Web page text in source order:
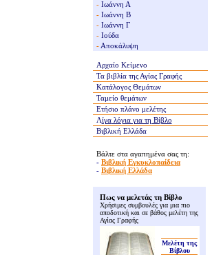
- Ιωάννη Α
- Ιωάννη Β
- Ιωάννη Γ
- Ιούδα
- Αποκάλυψη
Αρχαίο Κείμενο
Τα βιβλία τηςΑγίας Γραφής
Κατάλογος Θεμάτων
Ταμείο θεμάτων
Ετήσιο πλάνο μελέτης
Λίγαλόγια για τη Βίβλο
Βιβλική Ελλάδα
Βάλτε στα αγαπημένα σας τη:
- Βιβλική Εγκυκλοπαίδεια
- Βιβλική Ελλάδα
Πως να μελετάς τη Βίβλο
Χρήσιμες συμβουλές για μια πιο
αποδοτική και σε βάθος μελέτη της
Αγίας Γραφής
Μελέτη της
Βίβλου